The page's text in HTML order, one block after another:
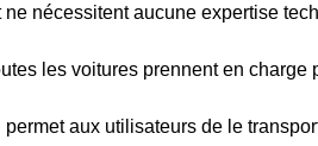
nécessitent aucune expertise
les voitures prennent en
aux utilisateurs de le